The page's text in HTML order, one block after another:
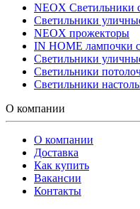
NEOX Светильники
Светильники
NEOX прожекторы
IN HOME лампочки
Светильники
Светильники
Светильники
О компании
О компании
Доставка
Как купить
Вакансии
Контакты